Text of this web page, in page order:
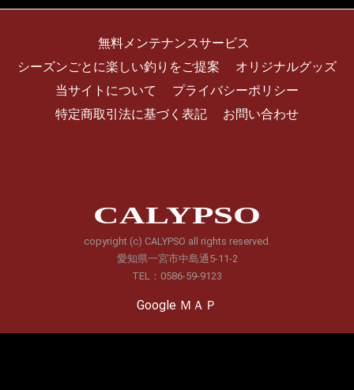
無料メンテナンスサービス
シーズンごとに楽しい釣りをご提案
オリジナルグッズ
当サイトについて
プライバシーポリシー
特定商取引法に基づく表記
お問い合わせ
CALYPSO
copyright (c) CALYPSO all rights reserved.
愛知県一宮市中島通5-11-2
TEL：0586-59-9123
Google ＭＡＰ